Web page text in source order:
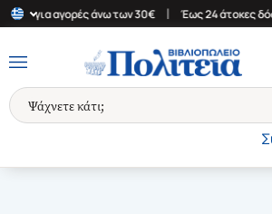
για αγορές άνω των 30€ Έως 24 άτοκες